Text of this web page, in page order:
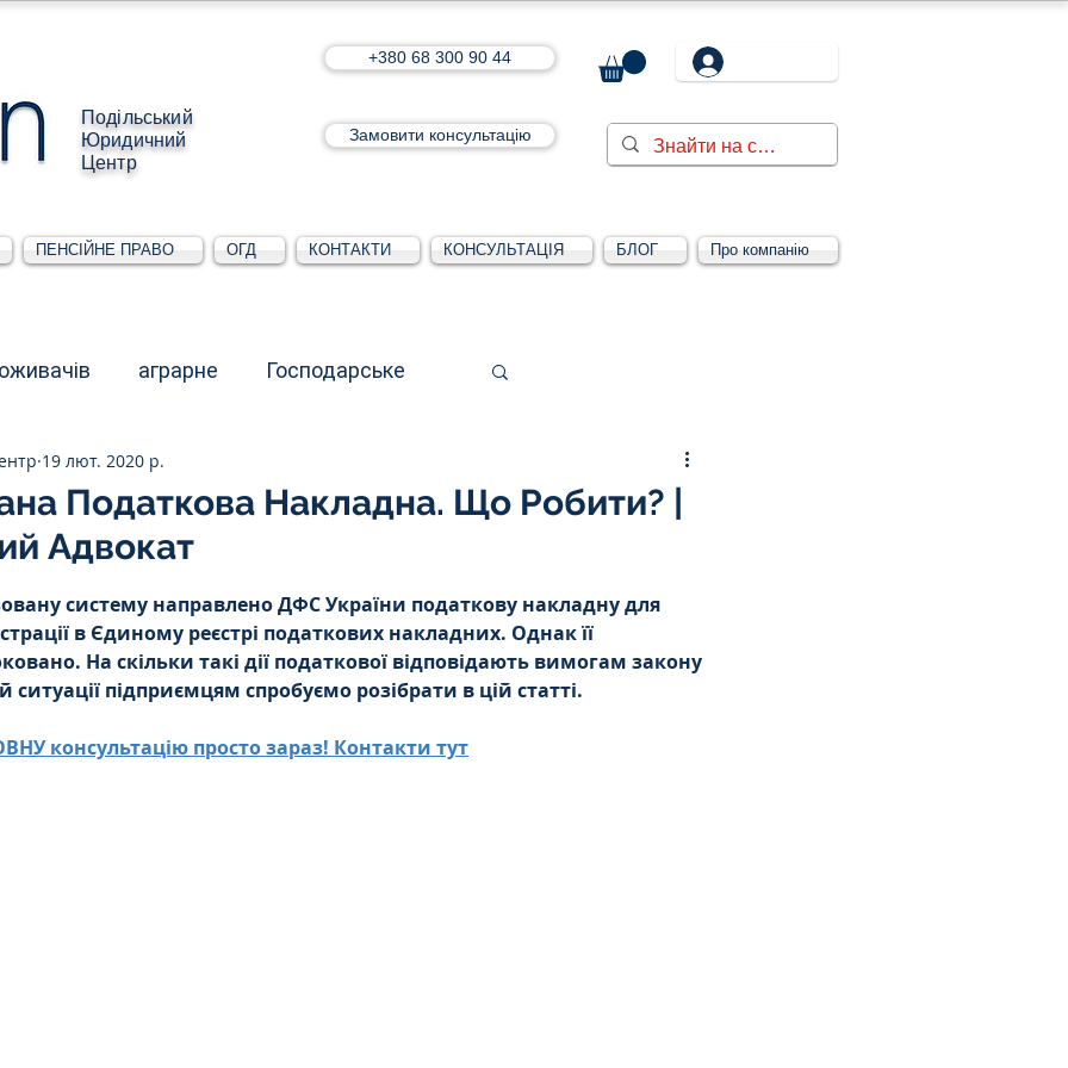
Подільський
Юридичний
Центр
+380 68 300 90 44
Замовити консультацію
ПЕНСІЙНЕ ПРАВО ОГД КОНТАКТИ КОНСУЛЬТАЦІЯ БЛОГ Про компанію
аграрне Господарське
Для юридичних осіб
Інтелектуальна власність
Адміністративі порушення
Житлове Призовнику
Податкова Накладна. Що Робити? |
Адвокат
19 лют. 2020 р.
систему направлено ДФС України податкову накладну для
в Єдиному реєстрі податкових накладних. Однак її
На скільки такі дії податкової відповідають вимогам закону
ситуації підприємцям спробуємо розібрати в цій статті.
консультацію просто зараз! Контакти тут